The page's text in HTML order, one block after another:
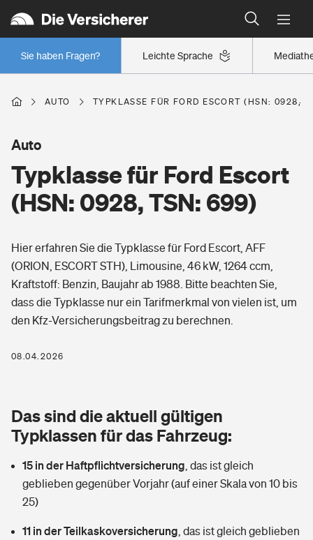
Leichte Sprache
Sie haben Fragen?
Wer versichert was: Jetzt Versicherer finden
Regionalklassen: So ist Ihre Region eingestuft
Wer versichert was: Jetzt Versicherer finden
Berufsunfähigkeitsversicherung
Erwerbsunfähigkeitsversicherung
Grundfähigkeitsversicherung
Arbeitsrechtsschutz
Berufshaftpflichtversicherung
Zur Übersicht
Tools
Wer versichert was: Jetzt Versicherer finden
Sie haben Fragen?
Wohnen
Elementarversicherung
Glasversicherung
Mietkautionsversicherung
Restkreditversicherung
Freizeit
Pri­vate Haft­pflicht­
Kinderunfall­ver­si­che­rung
Kinderinvalidität
Gesundheit
Private Krankenversicherung
Dread-Disease-Versicherung
Tierkrankenversicherung
Zur Übersicht
AUTO TYPKLASSE FÜR FORD ESCORT (HSN: 0928,
Typklasse für Ford Escort
(HSN: 0928, TSN: 699)
Auto
Hier erfahren Sie die Typklasse für Ford Escort, AFF
(ORION, ESCORT STH), Limousine, 46 kW, 1264 ccm,
Kraftstoff: Benzin, Baujahr ab 1988. Bitte beachten Sie,
dass die Typklasse nur ein Tarifmerkmal von vielen ist, um
den Kfz-Versicherungsbeitrag zu berechnen.
08.04.2026
Das sind die aktuell gültigen
Typklassen für das Fahrzeug:
15 in der Haftpflichtversicherung das ist gleich
geblieben gegenüber Vorjahr (auf einer Skala von 10 bis
25)
11 in der Teilkaskoversicherung das ist gleich geblieben